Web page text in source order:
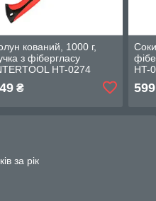
кований, 1000 г,
з фібергласу
HT-0274
₴
HT-
599
за рік